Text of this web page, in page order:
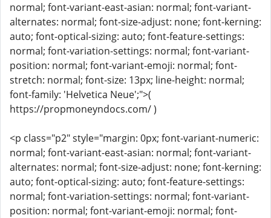
normal; font-variant-east-asian: normal; font-variant-
alternates: normal; font-size-adjust: none; font-kerning:
auto; font-optical-sizing: auto; font-feature-settings:
normal; font-variation-settings: normal; font-variant-
position: normal; font-variant-emoji: normal; font-
stretch: normal; font-size: 13px; line-height: normal;
font-family: 'Helvetica Neue';">(
https://propmoneyndocs.com/ )
<p class="p2" style="margin: 0px; font-variant-numeric:
normal; font-variant-east-asian: normal; font-variant-
alternates: normal; font-size-adjust: none; font-kerning:
auto; font-optical-sizing: auto; font-feature-settings:
normal; font-variation-settings: normal; font-variant-
position: normal; font-variant-emoji: normal; font-